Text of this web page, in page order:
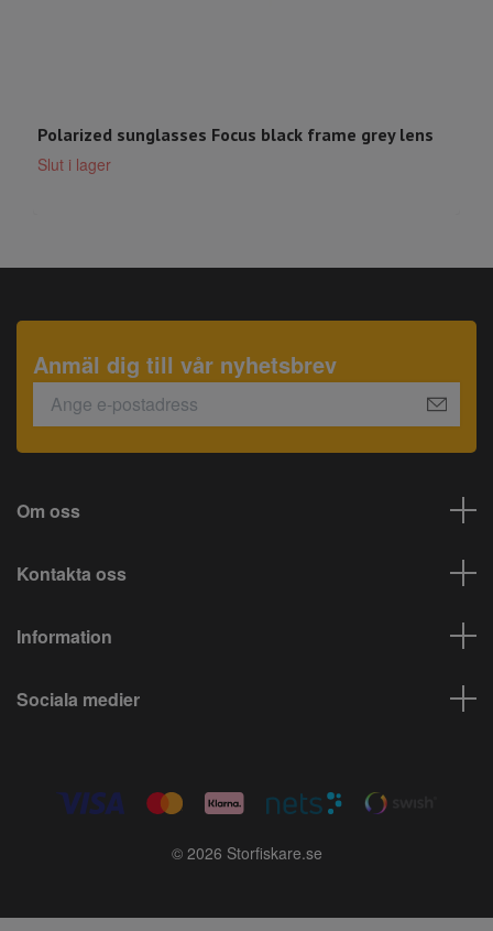
Polarized sunglasses Focus black frame grey lens
Slut i lager
Anmäl dig till vår nyhetsbrev
Om oss
Kontakta oss
Information
Sociala medier
© 2026 Storfiskare.se